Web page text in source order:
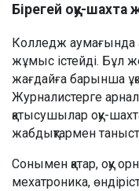
Бірегей оқу-шахта
Колледж аумағында
жұмыс істейді. Бұл
жағдайға барынша
Журналистерге
қатысушылар оқу-
жабдықтармен
Сонымен қатар, оқу
мехатроника,